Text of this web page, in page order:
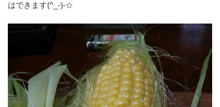
はできます(^_-)-☆